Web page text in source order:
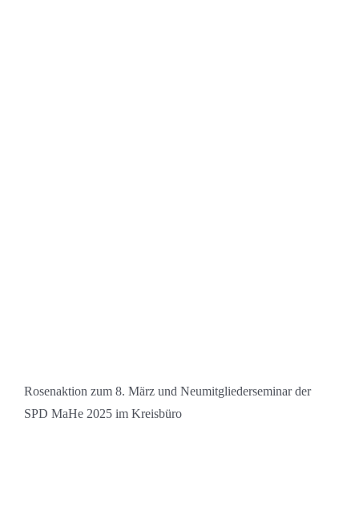
Rosenaktion zum 8. März und Neumitgliederseminar der
SPD MaHe 2025 im Kreisbüro